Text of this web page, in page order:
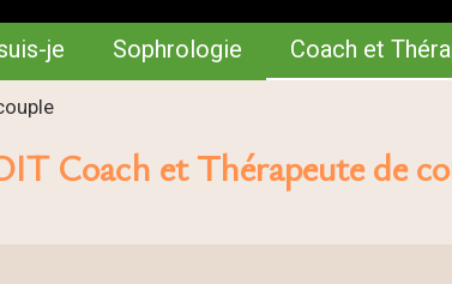
je Sophrologie Coach et
Coach et Thérapeute de